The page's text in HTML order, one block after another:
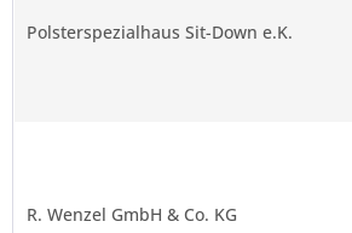
Polsterspezialhaus Sit-Down e.K.
R. Wenzel GmbH & Co. KG